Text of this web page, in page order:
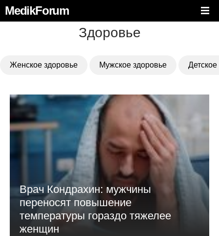
MedikForum
Здоровье
Женское здоровье Мужское здоровье
Врач Кондрахин: мужчины
переносят повышение
температуры гораздо тяжелее
женщин